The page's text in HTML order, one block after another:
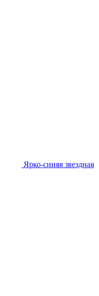
Ярко-синяя звездная